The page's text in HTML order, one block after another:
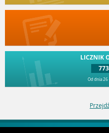
LICZNIK
Od dnia 26